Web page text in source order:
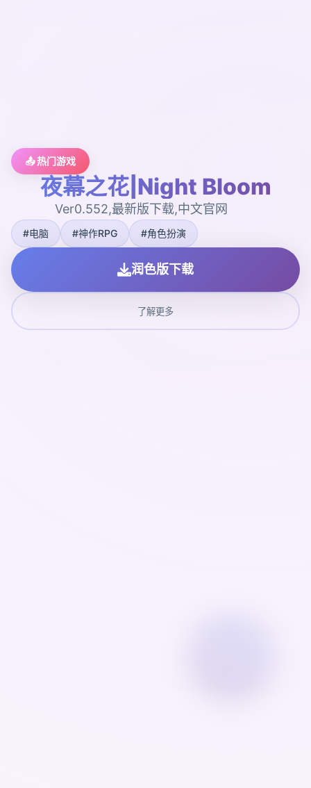
📤 热门游戏
夜幕之花|Night Bloom
Ver0.552,最新版下载,中文官网
#电脑 #神作RPG #角色扮演
润色版下载
了解更多